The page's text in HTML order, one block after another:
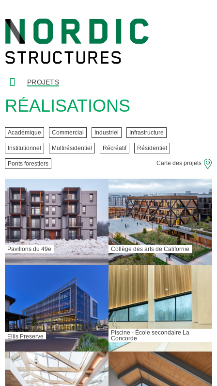
PROJETS
RÉALISATIONS
Académique Commercial Industriel Infrastructure
Institutionnel Multirésidentiel Récréatif Résidentiel
Ponts forestiers Carte des projets
Pavillons du 49e Collège des arts de Californie
Ellis Preserve
Piscine - École secondaire La
Concorde